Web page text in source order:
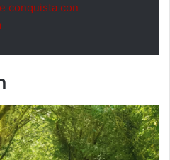
conquista con